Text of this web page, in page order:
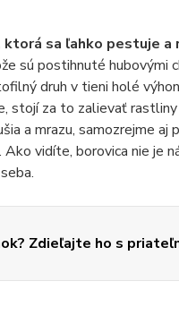
ktorá sa ľahko pestuje
sú postihnuté hubovými
druh v tieni holé
stojí za to zalievať
a mrazu, samozrejme
Ako vidíte, borovica nie je
Zdieľajte ho s